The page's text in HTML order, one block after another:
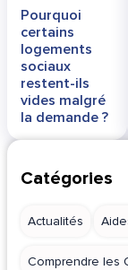
Pourquoi
certains
logements
sociaux
restent-ils
vides malgré
la demande ?
Catégories
Actualités
Comprendre les